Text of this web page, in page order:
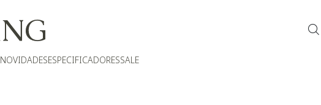
NOVIDADESESPECIFICADORESSALE